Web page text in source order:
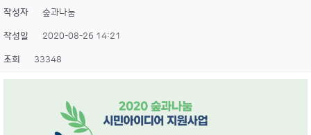
작성자 숲과나눔
작성일 2020-08-26 14:21
조회 33348